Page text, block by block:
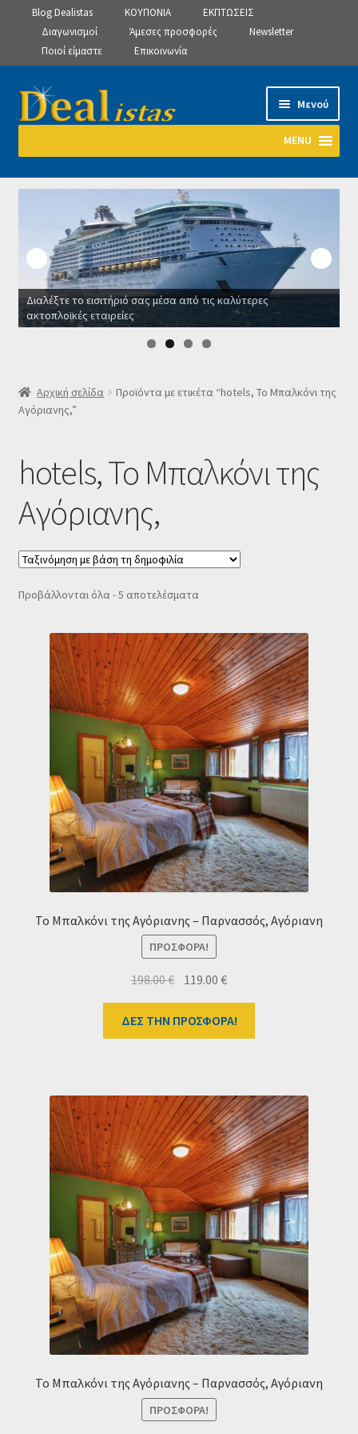
Blog Dealistas ΚΟΥΠΟΝΙΑ
ΕΚΠΤΩΣΕΙΣ
Διαγωνισμοί
Άμεσες προσφορές
Newsletter
Ποιοί είμαστε
Επικοινωνία
Απευθείας
μετάβαση
πλοήγηση
Μετάβαση
σε
Μενού
MENU
Αρχική
Manage Subscriptions
Manage Subscriptions
Manage Subscriptions
SLIDER
Δελτίο νέων
Επιβεβαίωση εγγραφής στο Newsletter του Dealistas.gr
Επικοινωνία
Καλάθι
Κατάστημα
Ο λογαριασμός μου
HOME
Διαλέξτε το εισιτήριό σας μέσα από τις καλύτερες
ακτοπλοϊκές εταιρείες
Αρχική σελίδα
Προϊόντα με ετικέτα “hotels, Το Μπαλκόνι της
Αγόριανης,”
hotels, Το Μπαλκόνι της
Αγόριανης,
Προβάλλονται όλα - 5 αποτελέσματαSorted
Το Μπαλκόνι της Αγόριανης – Παρνασσός, Αγόριανη
ΠΡΟΣΦΟΡΆ!
198.00€ Original
price
was:
198.00 €.
119.00€Η
τρέχουσα
τιμή
είναι:
ΔΕΣ ΤΗΝ ΠΡΟΣΦΟΡΑ!
Το Μπαλκόνι της Αγόριανης – Παρνασσός, Αγόριανη
ΠΡΟΣΦΟΡΆ!